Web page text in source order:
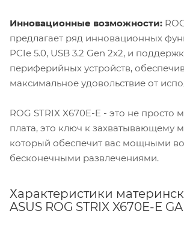
Инновационные возможности:
предлагает ряд инновационных
PCIe 5.0, USB 3.2 Gen 2x2, и
периферийных устройств,
максимальное удовольствие от
ROG STRIX X670E-E - это не просто
плата, это ключ к захватывающему
который обеспечит вас мощными
бесконечными развлечениями.
Характеристики
ASUS ROG STRIX X670E-E